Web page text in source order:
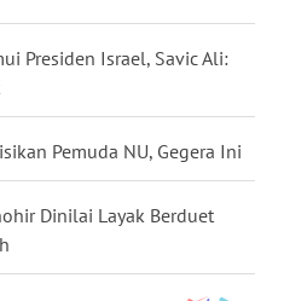
Presiden Israel, Savic Ali:
Pemuda NU, Gegera Ini
Dinilai Layak Berduet